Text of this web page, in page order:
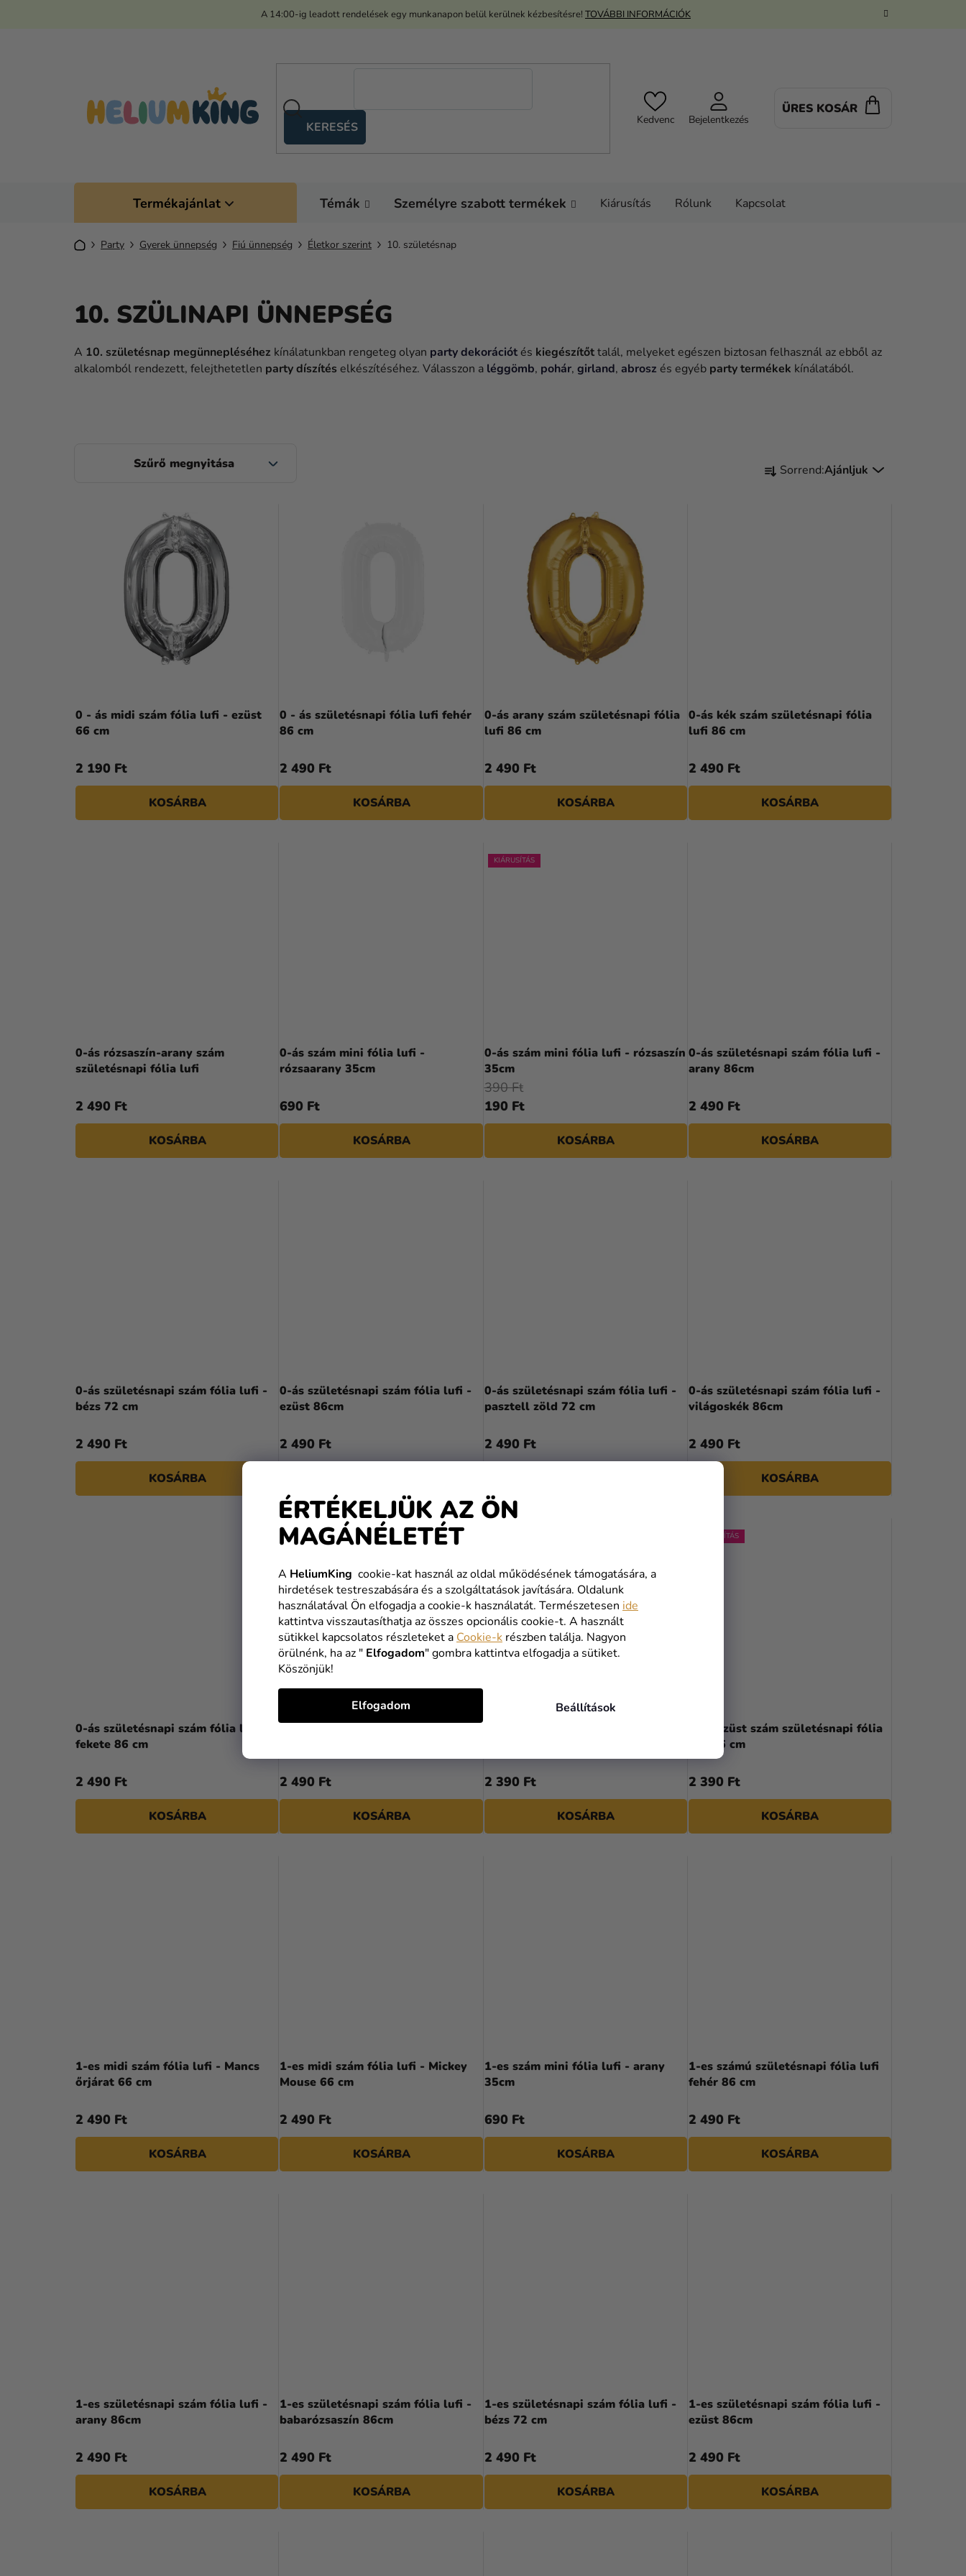
ÉRTÉKELJÜK AZ ÖN
MAGÁNÉLETÉT
A HeliumKing cookie-kat használ az oldal működésének támogatására, a
hirdetések testreszabására és a szolgáltatások javítására. Oldalunk
használatával Ön elfogadja a cookie-k használatát. Természetesen ide
kattintva visszautasíthatja az összes opcionális cookie-t. A használt
sütikkel kapcsolatos részleteket a Cookie-k részben találja. Nagyon
örülnénk, ha az " Elfogadom" gombra kattintva elfogadja a sütiket.
Köszönjük!
Beállítások
Elfogadom
A 14:00-ig leadott rendelések egy munkanapon belül kerülnek kézbesítésre! TOVÁBBI INFORMÁCIÓK
KERESÉS Kedvenc Bejelentkezés
ÜRES KOSÁR
Termékajánlat Témák Személyre szabott termékek Kiárusítás Rólunk Kapcsolat
KezdőlapParty Gyerek ünnepség Fiú ünnepség Életkor szerint 10. születésnap
10. SZÜLINAPI ÜNNEPSÉG
A 10. születésnap megünnepléséhez kínálatunkban rengeteg olyan party dekorációt és kiegészítőttalál, melyeket egészen biztosan felhasznál az ebből az
alkalomból rendezett, felejthetetlen party díszítés elkészítéséhez. Válasszon a léggömb, pohár, girland, abrosz és egyéb party termékek kínálatából.
E
L
T
N
Z
É
Sorrend:Ajánljuk
L
I
S
T
Á
0 - ás midi szám fólia lufi - ezüst
66 cm
2 190 Ft
KOSÁRBA
0 - ás születésnapi fólia lufi fehér
86 cm
2 490 Ft
KOSÁRBA
0-ás arany szám születésnapi fólia
lufi 86 cm
2 490 Ft
KOSÁRBA
0-ás kék szám születésnapi fólia
lufi 86 cm
2 490 Ft
KOSÁRBA
0-ás rózsaszín-arany szám
születésnapi fólia lufi
2 490 Ft
KOSÁRBA
0-ás szám mini fólia lufi -
rózsaarany 35cm
690 Ft
KOSÁRBA
KIÁRUSÍTÁS
0-ás szám mini fólia lufi - rózsaszín
35cm
190 Ft
390 Ft
KOSÁRBA
0-ás születésnapi szám fólia lufi -
arany 86cm
2 490 Ft
KOSÁRBA
0-ás születésnapi szám fólia lufi -
bézs 72 cm
2 490 Ft
KOSÁRBA
0-ás születésnapi szám fólia lufi -
ezüst 86cm
2 490 Ft
0-ás születésnapi szám fólia lufi -
pasztell zöld 72 cm
2 490 Ft
0-ás születésnapi szám fólia lufi -
világoskék 86cm
2 490 Ft
KOSÁRBA
0-ás születésnapi szám fólia lufi
fekete 86 cm
2 490 Ft
KOSÁRBA
2 490 Ft
KOSÁRBA
2 390 Ft
KOSÁRBA
KIÁRUSÍTÁS
1-es ezüst szám születésnapi fólia
lufi 86 cm
2 390 Ft
KOSÁRBA
1-es midi szám fólia lufi - Mancs
őrjárat 66 cm
2 490 Ft
KOSÁRBA
1-es midi szám fólia lufi - Mickey
Mouse 66 cm
termék
5,0
csillag.
2 490 Ft
KOSÁRBA
1-es szám mini fólia lufi - arany
35cm
690 Ft
KOSÁRBA
1-es számú születésnapi fólia lufi
fehér 86 cm
2 490 Ft
KOSÁRBA
1-es születésnapi szám fólia lufi -
arany 86cm
2 490 Ft
KOSÁRBA
1-es születésnapi szám fólia lufi -
babarózsaszín 86cm
2 490 Ft
KOSÁRBA
1-es születésnapi szám fólia lufi -
bézs 72 cm
2 490 Ft
KOSÁRBA
1-es születésnapi szám fólia lufi -
ezüst 86cm
2 490 Ft
KOSÁRBA